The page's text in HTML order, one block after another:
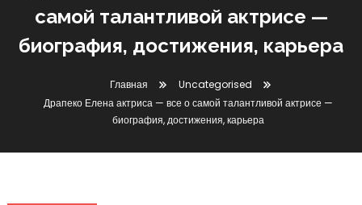
самой талантливой актрисе —
биография, достижения, карьера
Главная
Uncategorised
Драпеко Елена актриса — все о самой талантливой актрисе —
биография, достижения, карьера